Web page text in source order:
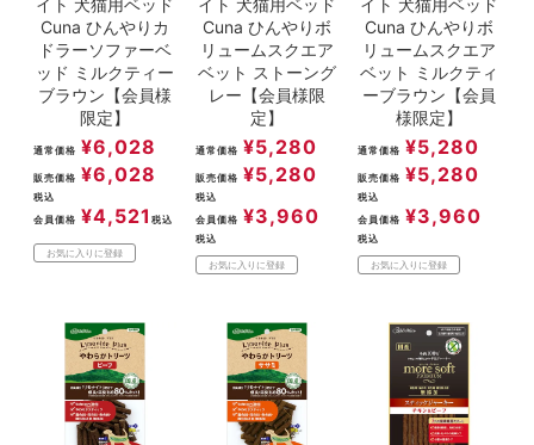
Cuna ひんやりカ
ドラーソファーベ
ッド ミルクティー
ブラウン【会員様
限定】
通常価格 ¥6,028
販売価格 ¥6,028
税込
会員価格 ¥4,521 税込
お気に入りに登録
Cuna ひんやりボ
リュームスクエア
ベット ストーング
レー【会員様限
定】
通常価格 ¥5,280
販売価格 ¥5,280
税込
会員価格 ¥3,960
税込
お気に入りに登録
Cuna ひんやりボ
リュームスクエア
ベット ミルクティ
ーブラウン【会員
様限定】
通常価格 ¥5,280
販売価格 ¥5,280
税込
会員価格 ¥3,960
税込
お気に入りに登録